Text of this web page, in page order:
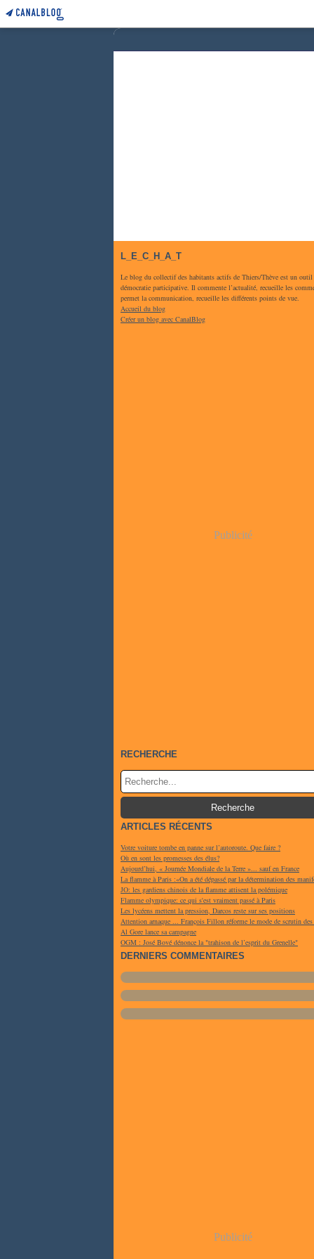
L_E_C_H_A_T
Le blog du collectif des habitants actifs de Thiers/Thève est un outil
démocratie participative. Il commente l’actualité, recueille les
permet la communication, recueille les différents points de vue.
Accueil du blog
Créer un blog avec CanalBlog
Publicité
RECHERCHE
ARTICLES RÉCENTS
Votre voiture tombe en panne sur l’autoroute. Que faire ?
Où en sont les promesses des élus?
Aujourd’hui, « Journée Mondiale de la Terre »... sauf en France
La flamme à Paris :«On a été dépassé par la détermination des
JO: les gardiens chinois de la flamme attisent la polémique
Flamme olympique: ce qui s'est vraiment passé à Paris
Les lycéens mettent la pression, Darcos reste sur ses positions
Attention arnaque ... François Fillon réforme le mode de scrutin des
Al Gore lance sa campagne
OGM : José Bové dénonce la "trahison de l’esprit du Grenelle"
DERNIERS COMMENTAIRES
Publicité